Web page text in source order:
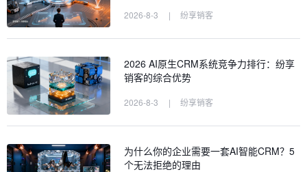
2026-8-3 | 纷享销客
2026 AI原生CRM系统竞争力排行：纷享
销客的综合优势
2026-8-3 | 纷享销客
为什么你的企业需要一套AI智能CRM？5
个无法拒绝的理由